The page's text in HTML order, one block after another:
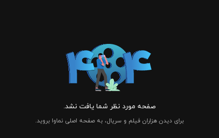
صفحه مورد نظر شما یافت نشد.
برای دیدن هزاران فیلم و سریال، به صفحه اصلی نماوا بروید.